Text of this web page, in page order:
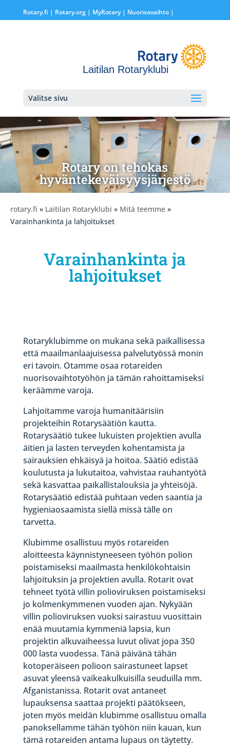
Rotary.fi | Rotary.org| MyRotary | Nuorisovaihto|
Laitilan Rotaryklubi
Valitse sivu
Rotary on tehokas
hyväntekeväisyysjärjestö
rotary.fi » Laitilan Rotaryklubi » Mitä teemme »
Varainhankinta ja lahjoitukset
Varainhankinta ja
lahjoitukset
Rotaryklubimme on mukana sekä paikallisessa
että maailmanlaajuisessa palvelutyössä monin
eri tavoin. Otamme osaa rotareiden
nuorisovaihtotyöhön ja tämän rahoittamiseksi
keräämme varoja.
Lahjoitamme varoja humanitäärisiin
projekteihin Rotarysäätiön kautta.
Rotarysäätiö tukee lukuisten projektien avulla
äitien ja lasten terveyden kohentamista ja
sairauksien ehkäisyä ja hoitoa. Säätiö edistää
koulutusta ja lukutaitoa, vahvistaa rauhantyötä
sekä kasvattaa paikallistalouksia ja yhteisöjä.
Rotarysäätiö edistää puhtaan veden saantia ja
hygieniaosaamista siellä missä tälle on
tarvetta.
Klubimme osallistuu myös rotareiden
aloitteesta käynnistyneeseen työhön polion
poistamiseksi maailmasta henkilökohtaisin
lahjoituksin ja projektien avulla. Rotarit ovat
tehneet työtä villin polioviruksen poistamiseksi
jo kolmenkymmenen vuoden ajan. Nykyään
villin polioviruksen vuoksi sairastuu vuosittain
enää muutamia kymmeniä lapsia, kun
projektin alkuvaiheessa luvut olivat jopa 350
000 lasta vuodessa. Tänä päivänä tähän
kotoperäiseen polioon sairastuneet lapset
asuvat yleensä vaikeakulkuisilla seuduilla mm.
Afganistanissa. Rotarit ovat antaneet
lupauksensa saattaa projekti päätökseen,
joten myös meidän klubimme osallistuu omalla
panoksellamme tähän työhön niin kauan, kun
tämä rotareiden antama lupaus on täytetty.